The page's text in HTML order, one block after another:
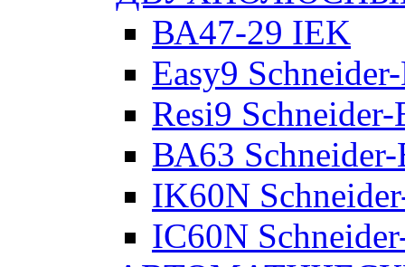
ВА47-29 IEK
Easy9
Resi9
ВА63
IK60N
IC60N